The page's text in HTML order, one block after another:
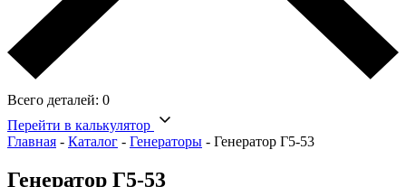
Всего деталей: 0
Перейти в калькулятор
Главная - Каталог - Генераторы - Генератор Г5-53
Генератор Г5-53